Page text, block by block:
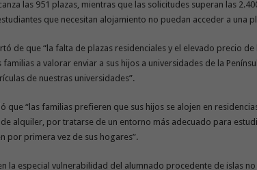
las 951 plazas, mientras que las solicitudes superan las
que necesitan alojamiento no puedan acceder a una
de que “la falta de plazas residenciales y el elevado precio
a valorar enviar a sus hijos a universidades de la
de nuestras universidades”.
que “las familias prefieren que sus hijos se alojen en
alquiler, por tratarse de un entorno más adecuado para
por primera vez de sus hogares”.
la especial vulnerabilidad del alumnado procedente de islas